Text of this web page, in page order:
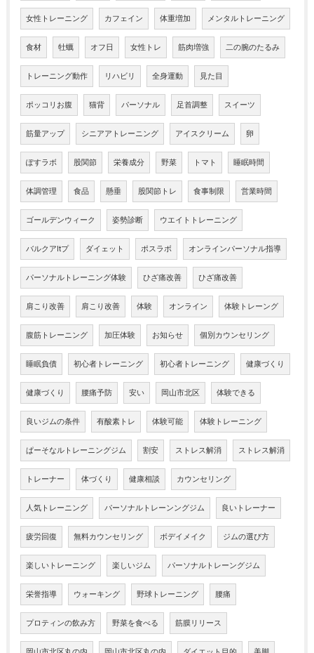
女性トレーニング カフェイン 体重増加 メンタルトレーニング
食材 牡蠣 オフ日 女性トレ 筋肉増強 二の腕のたるみ
トレーニング動作 リハビリ 全身運動 見た目
ポッコリお腹 猫背 パーソナル 足首調整 スイーツ
筋量アップ シニアアトレーニング アイスクリーム 卵
ぽすラボ 股関節 栄養成分 野菜 トマト 睡眠時間
体調管理 食品 懸垂 股関節トレ 食事制限 営業時間
ゴールデンウィーク 姿勢診断 ウエイトトレーニング
バルクアltプ ダイェット ポスラボ オンラインパーソナル指導
パーソナルトレーニング体験 ひざ痛改善 ひざ痛改善
肩こり改善 肩こり改善 体験 オンライン 体験トレーング
腹筋トレーニング 加圧体験 お知らせ 個別カウンセリング
睡眠負債 初心者トレーニング 初心者トレーニング 健康づくり
健康づくり 腰痛予防 安い 岡山市北区 体験できる
良いジムの条件 有酸素トレ 体験可能 体験トレーニング
ぱーそなルトレーニングジム 割安 ストレス解消 ストレス解消
トレーナー 体づくり 健康相談 カウンセリング
人気トレーニング パーソナルトレーンングジム 良いトレーナー
疲労回復 無料カウンセリング ボデイメイク ジムの選び方
楽しいトレーニング 楽しいジム パーソナルトレーングジム
栄誉指導 ウォーキング 野球トレーニング 腰痛
プロティンの飲み方 野菜を食べる 筋膜リリース